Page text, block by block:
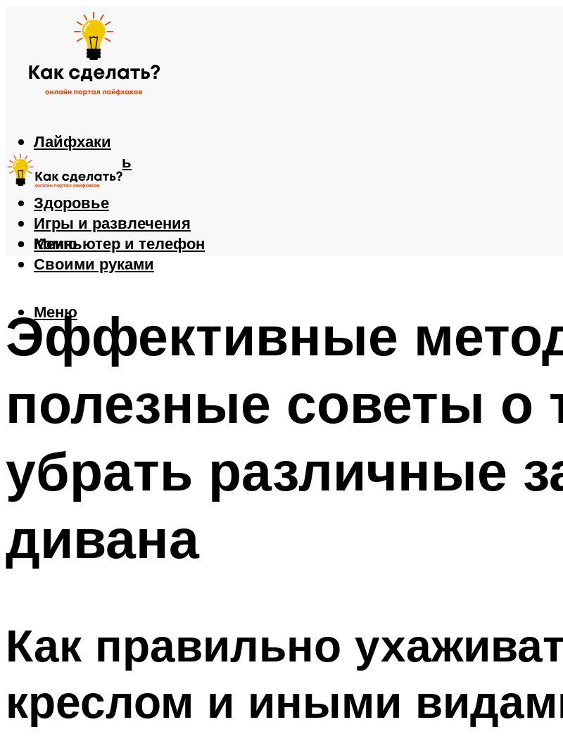
Лайфхаки
Автомобиль
Еда
Здоровье
Игры и развлечения
Компьютер и телефон
Своими руками
Меню
Меню
Эффективные
полезные советы о
убрать различные
дивана
Как правильно
креслом и иными